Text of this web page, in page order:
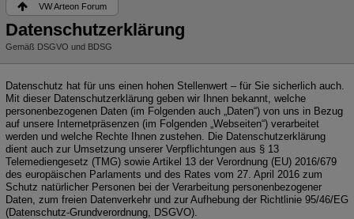
VW Arteon Forum
Datenschutzerklärung
Gemäß DSGVO und BDSG
Datenschutz hat für uns einen hohen Stellenwert – für Sie sicherlich auch.
Mit dieser Datenschutzerklärung geben wir Ihnen bekannt, welche
personenbezogenen Daten (im Folgenden auch „Daten“) von uns in Bezug
auf unsere Internetpräsenzen (im Folgenden „Webseiten“) verarbeitet
werden und welche Rechte Ihnen zustehen. Die Datenschutzerklärung
dient auch zur Umsetzung unserer Verpflichtungen aus § 13
Telemediengesetz (TMG) sowie Artikel 13 der Verordnung (EU) 2016/679
des europäischen Parlaments und des Rates vom 27. April 2016 zum
Schutz natürlicher Personen bei der Verarbeitung personenbezogener
Daten, zum freien Datenverkehr und zur Aufhebung der Richtlinie 95/46/EG
(Datenschutz-Grundverordnung, DSGVO).